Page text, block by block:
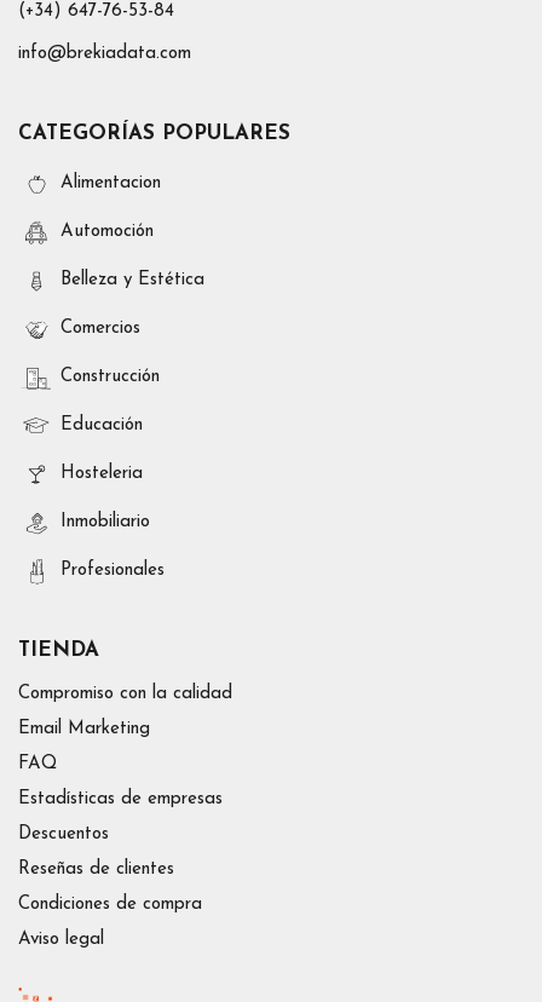
(+34) 647-76-53-84
info@brekiadata.com
CATEGORÍAS POPULARES
Alimentacion
Automoción
Belleza y Estética
Comercios
Construcción
Educación
Hosteleria
Inmobiliario
Profesionales
TIENDA
Compromiso con la calidad
Email Marketing
FAQ
Estadísticas de empresas
Descuentos
Reseñas de clientes
Condiciones de compra
Aviso legal